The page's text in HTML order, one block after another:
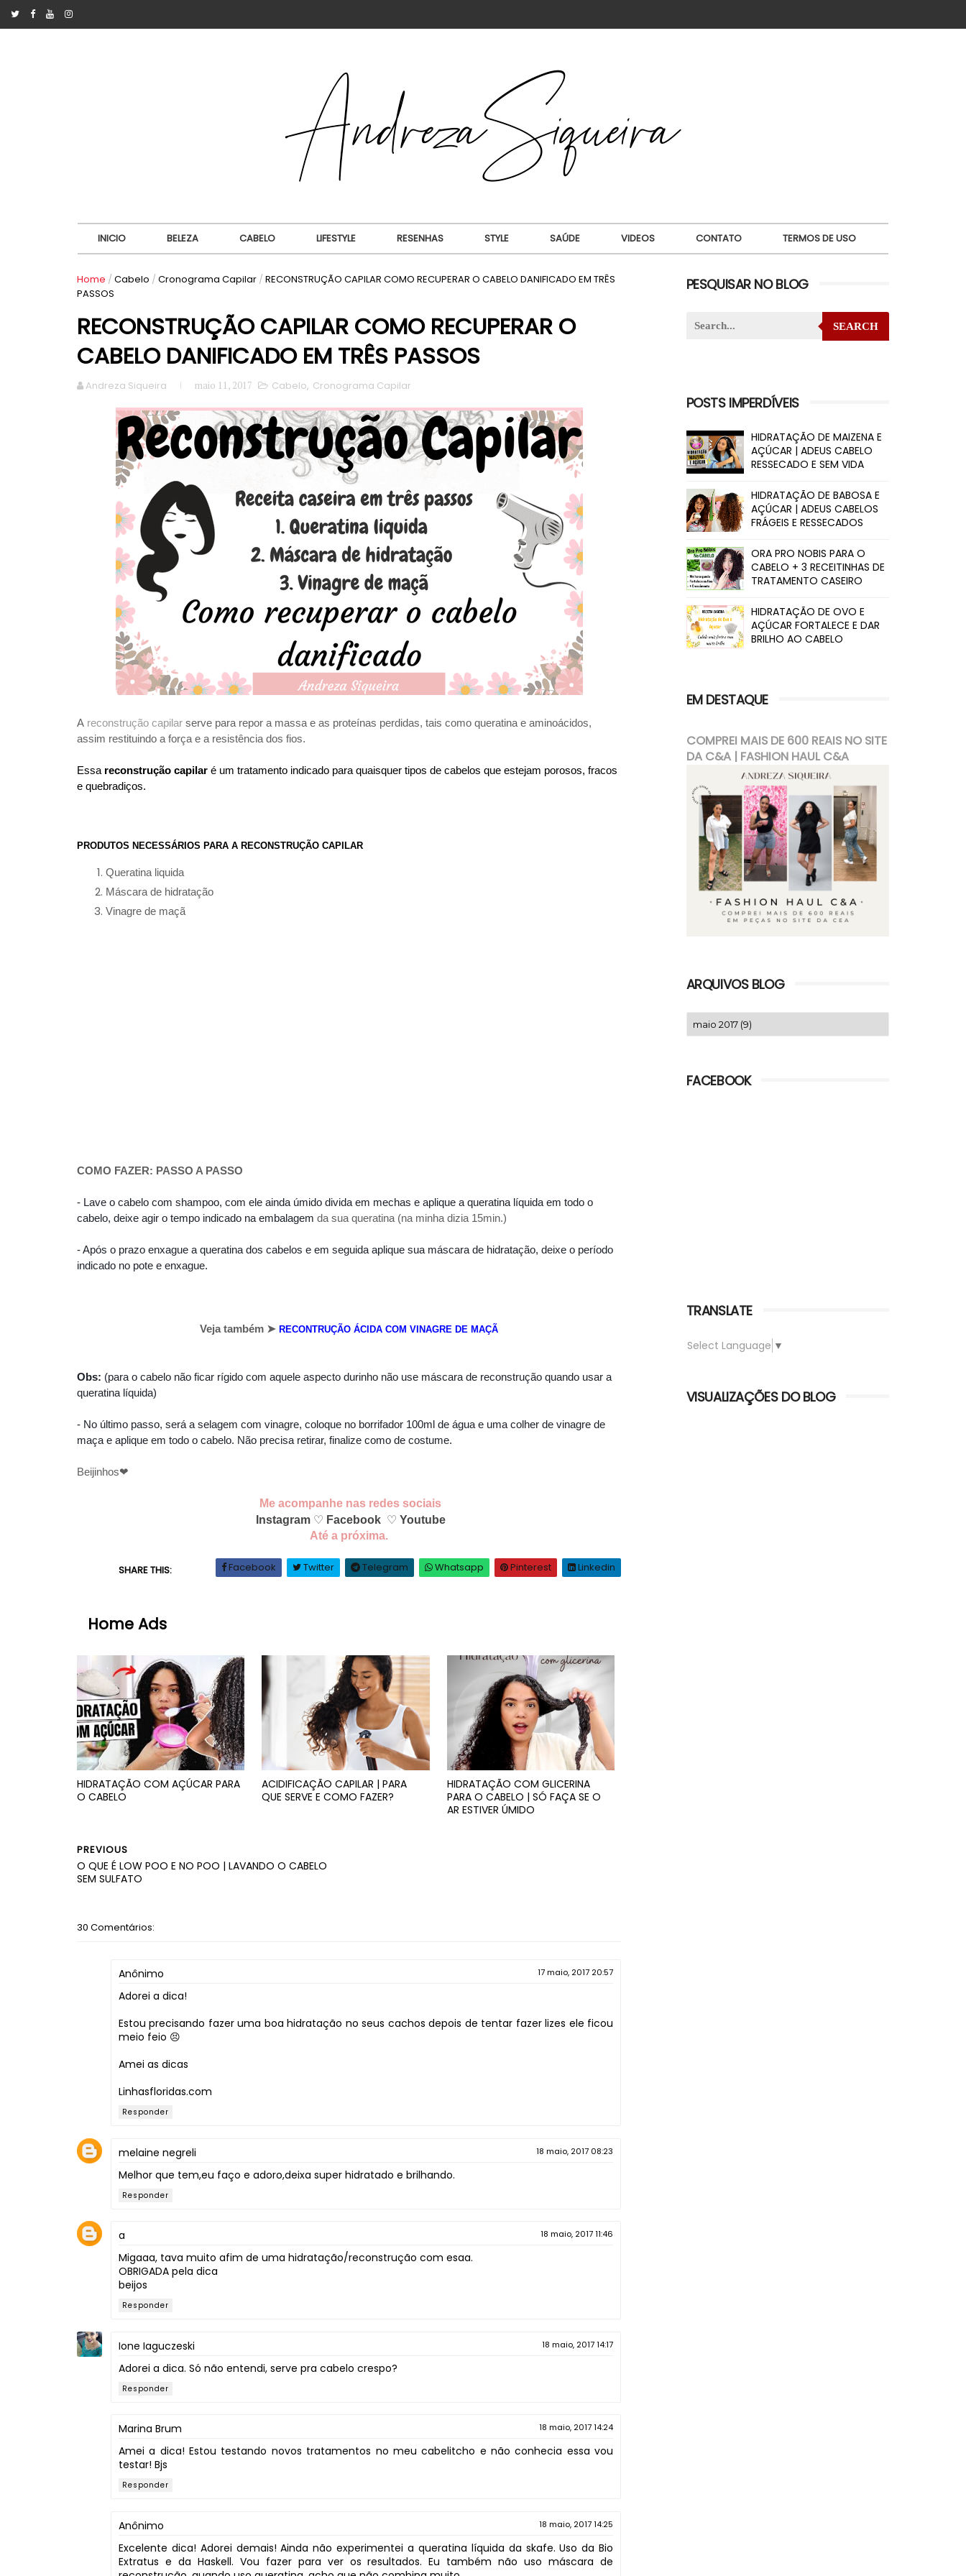
INICIO BELEZA CABELO LIFESTYLE RESENHAS STYLE SAÚDE VIDEOS CONTATO TERMOS DE USO
Home / Cabelo / Cronograma Capilar / RECONSTRUÇÃO CAPILAR COMO RECUPERAR O CABELO DANIFICADO EM TRÊS
PASSOS
RECONSTRUÇÃO CAPILAR COMO RECUPERAR O
CABELO DANIFICADO EM TRÊS PASSOS
Andreza Siqueira maio 11, 2017 Cabelo, Cronograma Capilar
A reconstrução capilar serve para repor a massa e as proteínas perdidas, tais como queratina e aminoácidos,
assim restituindo a força e a resistência dos fios.
Essa reconstrução capilar é um tratamento indicado para quaisquer tipos de cabelos que estejam porosos, fracos
e quebradiços.
PRODUTOS NECESSÁRIOS PARA A RECONSTRUÇÃO CAPILAR
Queratina liquida
Máscara de hidratação
Vinagre de maçã
COMO FAZER: PASSO A PASSO
- Lave o cabelo com shampoo, com ele ainda úmido divida em mechas e aplique a queratina líquida em todo o
cabelo, deixe agir o tempo indicado na embalagem da sua queratina (na minha dizia 15min.)
- Após o prazo enxague a queratina dos cabelos e em seguida aplique sua máscara de hidratação, deixe o período
indicado no pote e enxague.
Veja também ➤ RECONTRUÇÃO ÁCIDA COM VINAGRE DE MAÇÃ
Obs: (para o cabelo não ficar rígido com aquele aspecto durinho não use máscara de reconstrução quando usar a
queratina líquida)
- No último passo, será a selagem com vinagre, coloque no borrifador 100ml de água e uma colher de vinagre de
maça e aplique em todo o cabelo. Não precisa retirar, finalize como de costume.
Beijinhos❤
Me acompanhe nas redes sociais
Instagram ♡ Facebook ♡ Youtube
Até a próxima.
SHARE THIS: Facebook Twitter Telegram Whatsapp Pinterest Linkedin
Home Ads
HIDRATAÇÃO COM AÇÚCAR PARA
O CABELO
ACIDIFICAÇÃO CAPILAR | PARA
QUE SERVE E COMO FAZER?
HIDRATAÇÃO COM GLICERINA
PARA O CABELO | SÓ FAÇA SE O
AR ESTIVER ÚMIDO
PREVIOUS
O QUE É LOW POO E NO POO | LAVANDO O CABELO
SEM SULFATO
30 Comentários:
Anônimo 17 maio, 2017 20:57
Adorei a dica!
Estou precisando fazer uma boa hidratação no seus cachos depois de tentar fazer lizes ele ficou
meio feio 😣
Amei as dicas
Linhasfloridas.com
Responder
melaine negreli 18 maio, 2017 08:23
Melhor que tem,eu faço e adoro,deixa super hidratado e brilhando.
Responder
a 18 maio, 2017 11:46
Migaaa, tava muito afim de uma hidratação/reconstrução com esaa.
OBRIGADA pela dica
beijos
Responder
Ione Iaguczeski 18 maio, 2017 14:17
Adorei a dica. Só não entendi, serve pra cabelo crespo?
Responder
Marina Brum 18 maio, 2017 14:24
Amei a dica! Estou testando novos tratamentos no meu cabelitcho e não conhecia essa vou
testar! Bjs
Responder
Anônimo 18 maio, 2017 14:25
Excelente dica! Adorei demais! Ainda não experimentei a queratina líquida da skafe. Uso da Bio
Extratus e da Haskell. Vou fazer para ver os resultados. Eu também não uso máscara de
PESQUISAR NO BLOG
SEARCH
POSTS IMPERDÍVEIS
HIDRATAÇÃO DE MAIZENA E
AÇÚCAR | ADEUS CABELO
RESSECADO E SEM VIDA
HIDRATAÇÃO DE BABOSA E
AÇÚCAR | ADEUS CABELOS
FRÁGEIS E RESSECADOS
ORA PRO NOBIS PARA O
CABELO + 3 RECEITINHAS DE
TRATAMENTO CASEIRO
HIDRATAÇÃO DE OVO E
AÇÚCAR FORTALECE E DAR
BRILHO AO CABELO
EM DESTAQUE
COMPREI MAIS DE 600 REAIS NO SITE
DA C&A | FASHION HAUL C&A
ARQUIVOS BLOG
FACEBOOK
TRANSLATE
Select Language ▼
VISUALIZAÇÕES DO BLOG